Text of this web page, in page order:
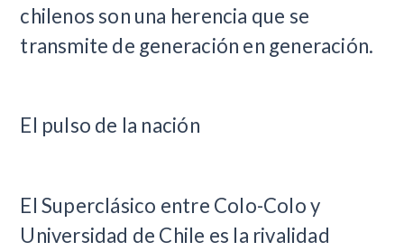
chilenos son una herencia que se
transmite de generación en generación.
El pulso de la nación
El Superclásico entre Colo-Colo y
Universidad de Chile es la rivalidad